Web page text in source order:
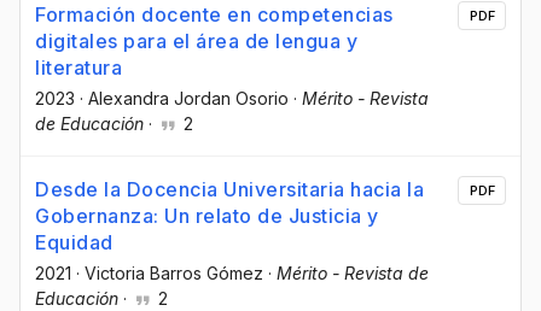
Formación docente en competencias
digitales para el área de lengua y
literatura
2023 · Alexandra Jordan Osorio · Mérito - Revista
de Educación · 2
PDF
Desde la Docencia Universitaria hacia la
Gobernanza: Un relato de Justicia y
Equidad
2021 · Victoria Barros Gómez · Mérito - Revista de
Educación · 2
PDF